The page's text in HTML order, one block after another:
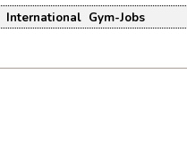
International Gym-Jobs